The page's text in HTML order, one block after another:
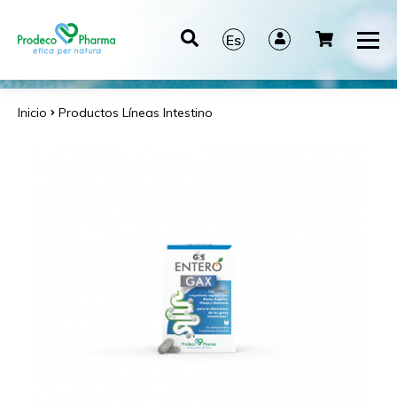
Es
Inicio Productos Líneas Intestino